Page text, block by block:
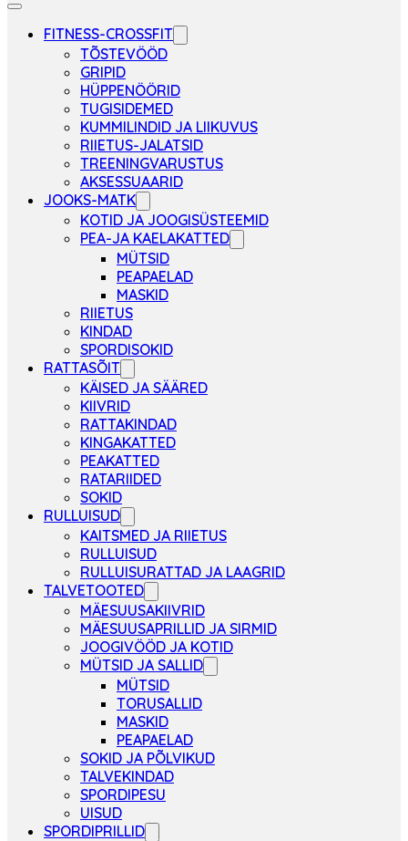
FITNESS-CROSSFIT
TÕSTEVÖÖD
GRIPID
HÜPPENÖÖRID
TUGISIDEMED
KUMMILINDID JA LIIKUVUS
RIIETUS-JALATSID
TREENINGVARUSTUS
AKSESSUAARID
JOOKS-MATK
KOTID JA JOOGISÜSTEEMID
PEA-JA KAELAKATTED
MÜTSID
PEAPAELAD
MASKID
RIIETUS
KINDAD
SPORDISOKID
RATTASÕIT
KÄISED JA SÄÄRED
KIIVRID
RATTAKINDAD
KINGAKATTED
PEAKATTED
RATARIIDED
SOKID
RULLUISUD
KAITSMED JA RIIETUS
RULLUISUD
RULLUISURATTAD JA LAAGRID
TALVETOOTED
MÄESUUSAKIIVRID
MÄESUUSAPRILLID JA SIRMID
JOOGIVÖÖD JA KOTID
MÜTSID JA SALLID
MÜTSID
TORUSALLID
MASKID
PEAPAELAD
SOKID JA PÕLVIKUD
TALVEKINDAD
SPORDIPESU
UISUD
SPORDIPRILLID